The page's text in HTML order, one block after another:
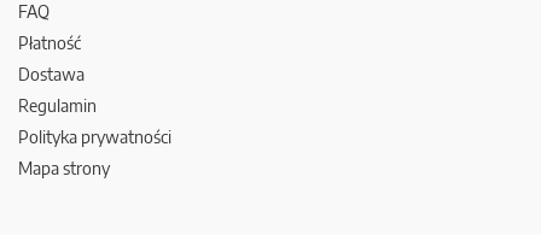
FAQ
Płatność
Dostawa
Regulamin
Polityka prywatności
Mapa strony